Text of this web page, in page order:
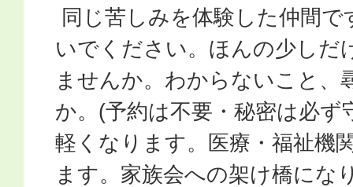
同じ苦しみを体験した仲間
いでください。ほんの少しだ
ませんか。わからないこと、
か。(予約は不要・秘密は必ず
軽くなります。医療・福祉機
ます。家族会への架け橋にな